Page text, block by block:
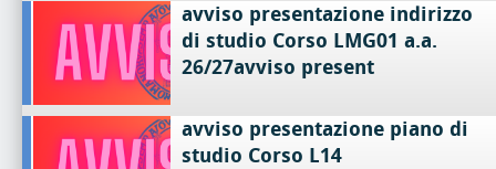
avviso presentazione indirizzo
di studio Corso LMG01 a.a.
26/27avviso present
avviso presentazione piano di
studio Corso L14